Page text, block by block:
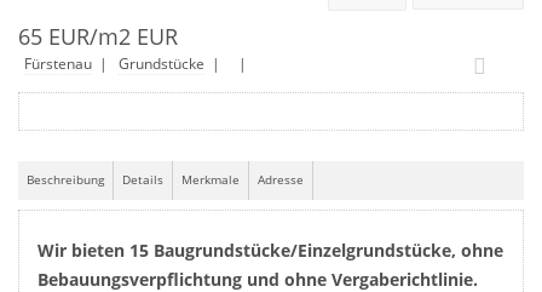
65 EUR/m2 EUR
Fürstenau | Grundstücke | |
Beschreibung Details Merkmale Adresse
Wir bieten 15 Baugrundstücke/Einzelgrundstücke, ohne
Bebauungsverpflichtung und ohne Vergaberichtlinie.